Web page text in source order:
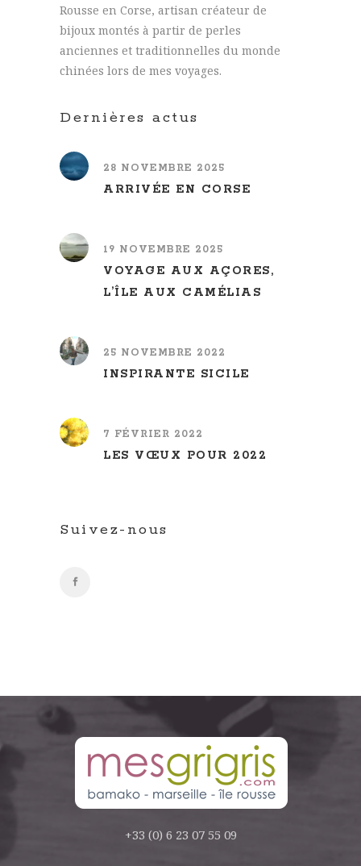
Rousse en Corse, artisan créateur de
bijoux montés à partir de perles
anciennes et traditionnelles du monde
chinées lors de mes voyages.
Dernières actus
28 NOVEMBRE 2025
ARRIVÉE EN CORSE
19 NOVEMBRE 2025
VOYAGE AUX AÇORES,
L’ÎLE AUX CAMÉLIAS
25 NOVEMBRE 2022
INSPIRANTE SICILE
7 FÉVRIER 2022
LES VŒUX POUR 2022
Suivez-nous
+33 (0) 6 23 07 55 09